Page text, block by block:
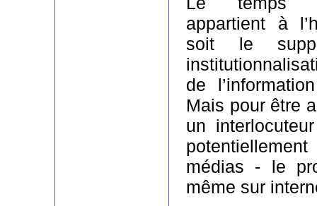
appartient à
soit le
de
Mais pour être
un
médias - le
même sur